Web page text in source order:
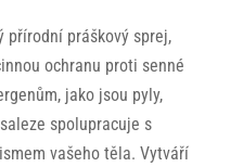
přírodní práškový sprej,
ochranu proti senné
jako jsou pyly,
spolupracuje s
vašeho těla. Vytváří